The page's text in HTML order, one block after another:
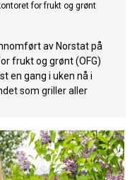
for frukt og grønt
av Norstat på
frukt og grønt (OFG)
en gang i uken nå i
som griller aller